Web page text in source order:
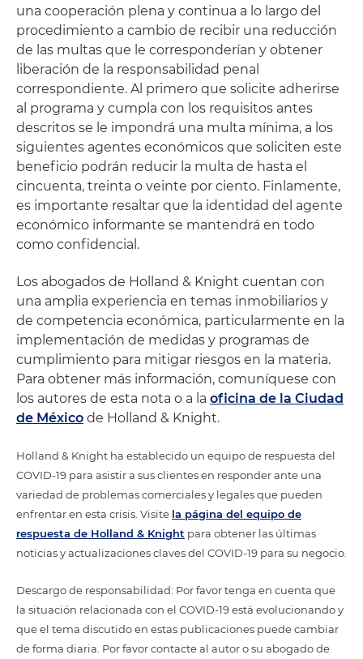
una cooperación plena y continua a lo largo del
procedimiento a cambio de recibir una reducción
de las multas que le corresponderían y obtener
liberación de la responsabilidad penal
correspondiente. Al primero que solicite adherirse
al programa y cumpla con los requisitos antes
descritos se le impondrá una multa mínima, a los
siguientes agentes económicos que soliciten este
beneficio podrán reducir la multa de hasta el
cincuenta, treinta o veinte por ciento. Finlamente,
es importante resaltar que la identidad del agente
económico informante se mantendrá en todo
como confidencial.
Los abogados de Holland & Knight cuentan con
una amplia experiencia en temas inmobiliarios y
de competencia económica, particularmente en la
implementación de medidas y programas de
cumplimiento para mitigar riesgos en la materia.
Para obtener más información, comuníquese con
los autores de esta nota o a la oficina de la Ciudad
de México de Holland & Knight.
Holland & Knight ha establecido un equipo de respuesta del
COVID-19 para asistir a sus clientes en responder ante una
variedad de problemas comerciales y legales que pueden
enfrentar en esta crisis. Visite la página del equipo de
respuesta de Holland & Knight para obtener las últimas
noticias y actualizaciones claves del COVID-19 para su negocio.
Descargo de responsabilidad: Por favor tenga en cuenta que
la situación relacionada con el COVID-19 está evolucionando y
que el tema discutido en estas publicaciones puede cambiar
de forma diaria. Por favor contacte al autor o su abogado de